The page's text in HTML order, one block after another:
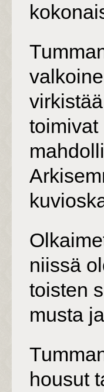
toimivat
niissä
toisten
musta
housut